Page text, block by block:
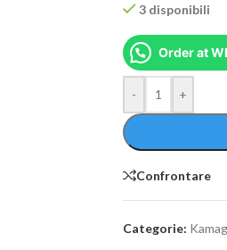
3 disponibili
- +
Order at
Confrontare
Categorie: